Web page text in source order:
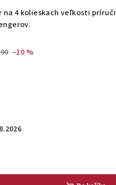
na 4 kolieskach veľkosti
–10 %